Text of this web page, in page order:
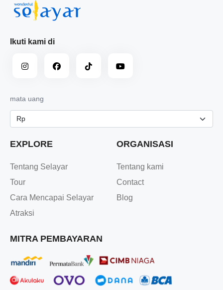
Ikuti kami di
mata uang
EXPLORE
Tentang Selayar
Tour
Cara Mencapai Selayar
Atraksi
ORGANISASI
Tentang kami
Contact
Blog
MITRA PEMBAYARAN